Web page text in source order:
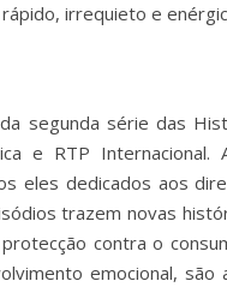
irrequieto e
segunda série das
e RTP Internacional.
eles dedicados aos
trazem novas
contra o
emocional, são